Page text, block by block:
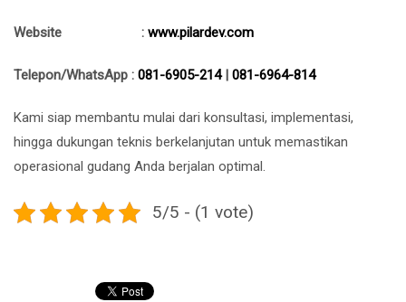
Website : www.pilardev.com
Telepon/WhatsApp : 081-6905-214| 081-6964-814
Kami siap membantu mulai dari konsultasi, implementasi,
hingga dukungan teknis berkelanjutan untuk memastikan
operasional gudang Anda berjalan optimal.
5/5 - (1 vote)